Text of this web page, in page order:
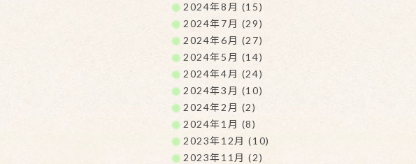
2024年8月 (15)
2024年7月 (29)
2024年6月 (27)
2024年5月 (14)
2024年4月 (24)
2024年3月 (10)
2024年2月 (2)
2024年1月 (8)
2023年12月 (10)
2023年11月 (2)